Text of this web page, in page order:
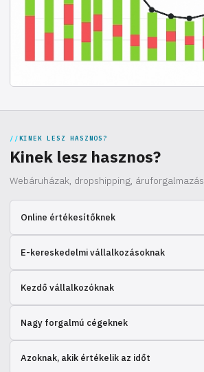
KINEK LESZ HASZNOS?
Kinek lesz hasznos?
Webáruházak, dropshipping, áruforgalmazás
Online értékesítőknek
csökkentésével.
E-kereskedelmi vállalkozásoknak
feldolgozását.
Kezdő vállalkozóknak
Nagy forgalmú cégeknek
Azoknak, akik értékelik az időt